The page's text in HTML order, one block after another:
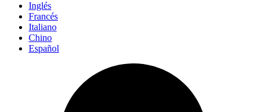
Inglés
Francés
Italiano
Chino
Español